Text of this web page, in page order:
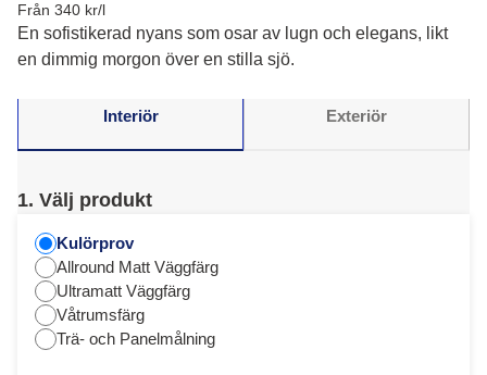
Från 340 kr/l
En sofistikerad nyans som osar av lugn och elegans, likt
en dimmig morgon över en stilla sjö.
Interiör Exteriör
1. Välj produkt
Kulörprov
Allround Matt Väggfärg
Ultramatt Väggfärg
Våtrumsfärg
Trä- och Panelmålning